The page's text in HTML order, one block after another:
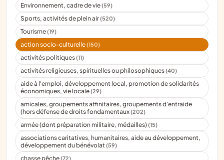
Environnement, cadre de vie(59)
Sports, activités de plein air(520)
Tourisme(19)
action socio-culturelle(150)
activités politiques(11)
activités religieuses, spirituelles ou philosophiques(40)
aide à l'emploi, développement local, promotion de solidarités
économiques, vie locale(29)
amicales, groupements affinitaires, groupements d'entraide
(hors défense de droits fondamentaux(202)
armée (dont préparation militaire, médailles)(15)
associations caritatives, humanitaires, aide au développement,
développement du bénévolat(59)
chasse pêche(72)